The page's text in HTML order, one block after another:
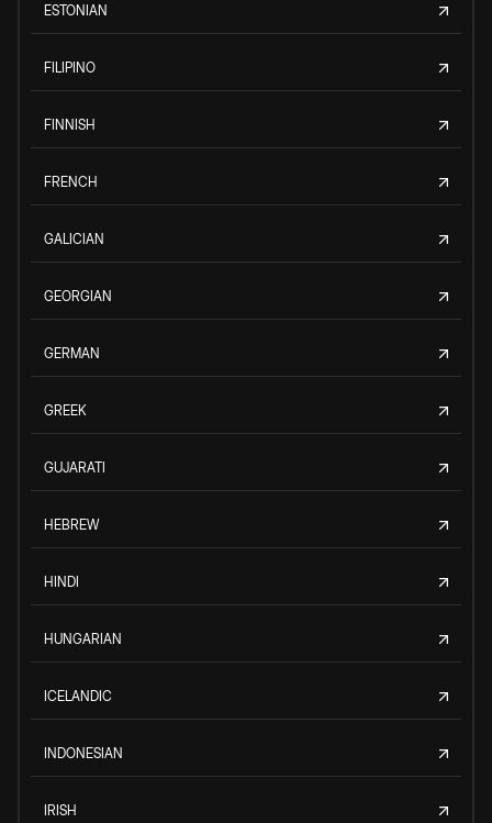
ESTONIAN
FILIPINO
FINNISH
FRENCH
GALICIAN
GEORGIAN
GERMAN
GREEK
GUJARATI
HEBREW
HINDI
HUNGARIAN
ICELANDIC
INDONESIAN
IRISH